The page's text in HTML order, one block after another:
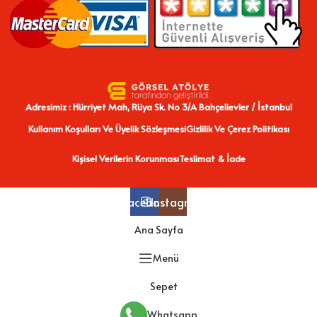
Adresimiz : Hürriyet Mah, Rüya Sk. No 3/A Bahçelievler / İstanbul
Kullanım Koşulları Ve Üyelik SözleşmesiGizlilik Ve Çerez Politikası
Kişisel Verilerin KorunmasıTeslimat & İade
FacebookInstagram
Ana Sayfa
Menü
Sepet